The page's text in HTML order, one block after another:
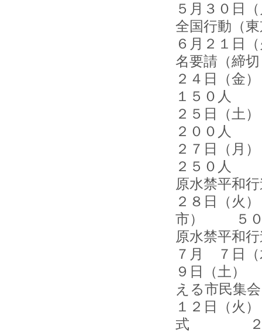
５月３０日
全国行動（
６月２１日
名要請（締
２４日（
１５０人
２５日（
２００人
２７日
２５０人
原水禁平
２８日（火
市） ５０
原水禁平和
７月 ７日（
９日（土）
える市民集
１２日（火
式 ２